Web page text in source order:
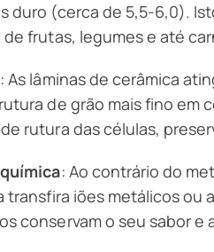
duro (cerca de 5,5-6,0).
frutas, legumes e até
: As lâminas de cerâmica
de grão mais fino em
rutura das células,
: Ao contrário do
transfira iões metálicos ou
conservam o seu sabor e